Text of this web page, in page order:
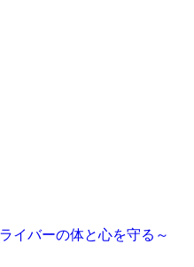
イバーの体と心を守る～